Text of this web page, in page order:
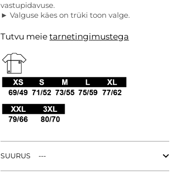
vastupidavuse.
► Valguse käes on trüki toon valge.
Tutvu meietarnetingimustega
SUURUS